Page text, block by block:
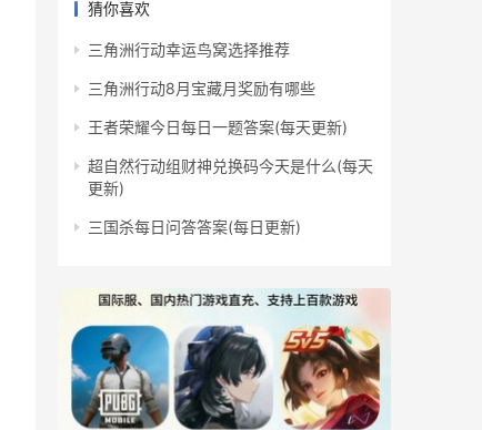
猜你喜欢
三角洲行动幸运鸟窝选择推荐
三角洲行动8月宝藏月奖励有哪些
王者荣耀今日每日一题答案(每天更新)
超自然行动组财神兑换码今天是什么(每天
更新)
三国杀每日问答答案(每日更新)